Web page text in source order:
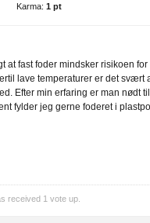
Karma: 1 pt
at fast foder mindsker risikoen
lave temperaturer er det svært
Efter min erfaring er man nødt
fylder jeg gerne foderet i
received 1 vote up.